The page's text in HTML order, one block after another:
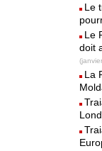
Le
Le
doit
La